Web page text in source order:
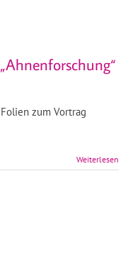
zum Vortrag
Weiterlesen